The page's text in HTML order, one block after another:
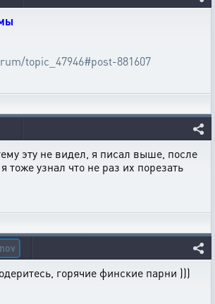
topic_47946#post-881607
эту не видел, я писал выше, после
тоже узнал что не раз их порезать
горячие финские парни )))